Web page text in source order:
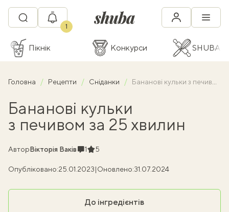
1
Пікнік Конкурси SHUBA
Головна Рецепти Сніданки Бананові кульки з печивом за 25 хвилин
Бананові кульки
з печивом за 25 хвилин
АвторВікторія ВаківКоментарі
1Рейтинг
5
Опубліковано:25.01.2023|Оновлено:31.07.2024
До інгредієнтів